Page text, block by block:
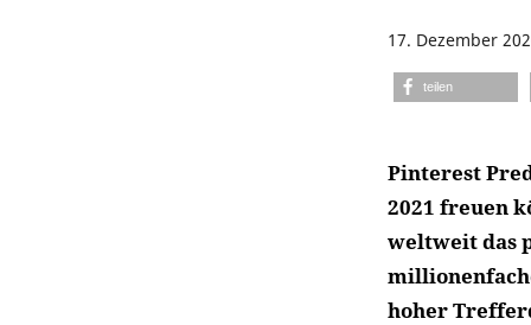
17. Dezember
teilen
Pinterest
2021 freuen
weltweit das
hoher